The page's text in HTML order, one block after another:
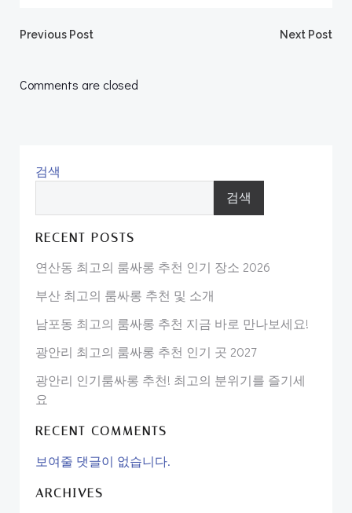
Post
navigation
Previous Post Next Post
Comments are closed
검색
검색
RECENT POSTS
연산동 최고의 룸싸롱 추천 인기 장소 2026
부산 최고의 룸싸롱 추천 및 소개
남포동 최고의 룸싸롱 추천 지금 바로 만나보세요!
광안리 최고의 룸싸롱 추천 인기 곳 2027
광안리 인기룸싸롱 추천! 최고의 분위기를 즐기세
요
RECENT COMMENTS
보여줄 댓글이 없습니다.
ARCHIVES